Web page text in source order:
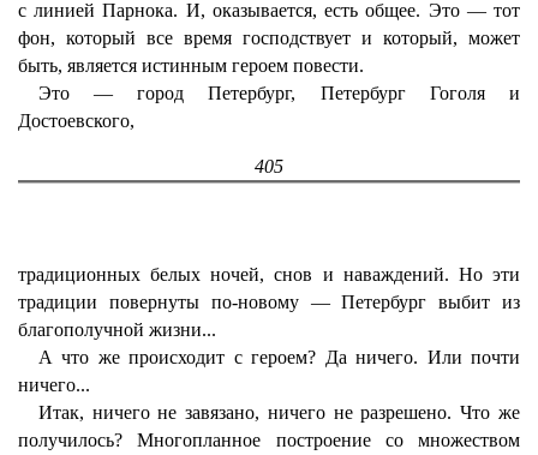
с линией Парнока. И, оказывается, есть общее. Это — тот
фон, который все время господствует и который, может
быть, является истинным героем повести.
Это — город Петербург, Петербург Гоголя и
Достоевского,
405
традиционных белых ночей, снов и наваждений. Но эти
традиции повернуты по-новому — Петербург выбит из
благополучной жизни...
А что же происходит с героем? Да ничего. Или почти
ничего...
Итак, ничего не завязано, ничего не разрешено. Что же
получилось? Многопланное построение со множеством